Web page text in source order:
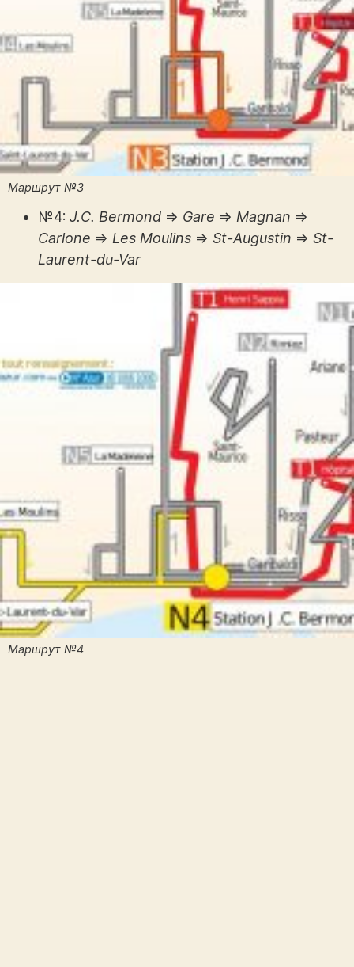
Маршрут №3
№4: J.C. Bermond ⇒ Gare ⇒ Magnan ⇒
Carlone ⇒ Les Moulins ⇒ St-Augustin ⇒ St-
Laurent-du-Var
Маршрут №4